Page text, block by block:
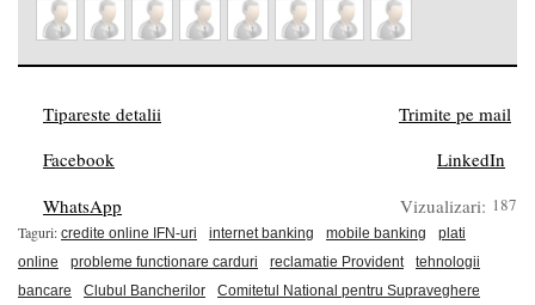
Tipareste detalii
Trimite pe mail
Facebook
LinkedIn
WhatsApp
Vizualizari: 187
Taguri: credite online IFN-uri internet banking mobile banking
plati
online
probleme functionare carduri reclamatie Provident
tehnologii
bancare
Clubul Bancherilor
Comitetul National pentru Supraveghere